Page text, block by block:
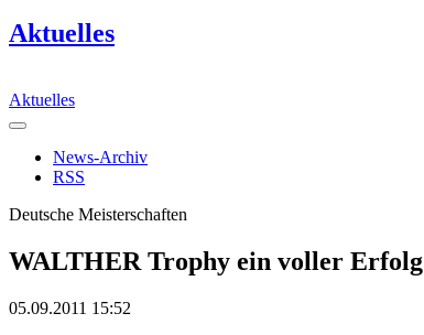
Aktuelles
Aktuelles
News-Archiv
RSS
Deutsche Meisterschaften
WALTHER Trophy ein voller Erfolg
05.09.2011 15:52